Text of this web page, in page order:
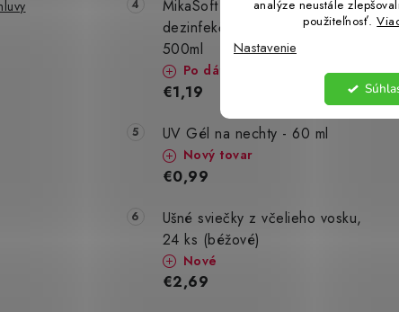
analýze neustále
použiteľnosť.
Nastavenie
MikaSoft - tekutý alkoholový
dezinfekčný prostriedok -
500ml
Po dátume min.
€1,19
UV Gél na nechty - 60 ml
Nový tovar
€0,99
Ušné sviečky z včelieho vosku,
24 ks (béžové)
Nové
€2,69